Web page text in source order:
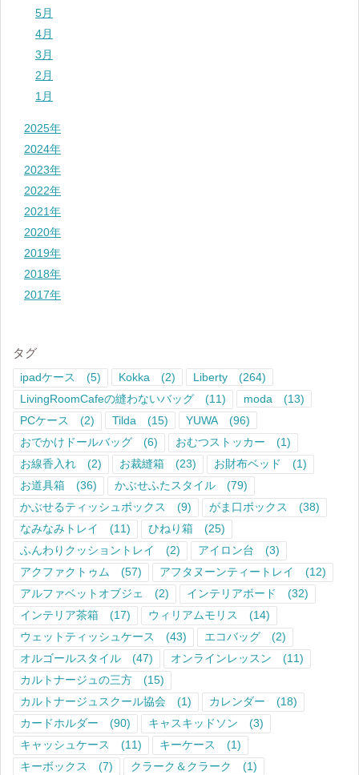
5月
4月
3月
2月
1月
2025年
2024年
2023年
2022年
2021年
2020年
2019年
2018年
2017年
タグ
ipadケース (5) Kokka (2) Liberty
(264)
LivingRoomCafeの縫わないバッグ
(11) moda
(13)
PCケース
(2) Tilda (15) YUWA
(96)
おでかけドールバッグ
(6) おむつストッカー
(1)
お線香入れ
(2) お裁縫箱 (23) お財布ベッド
(1)
お道具箱
(36) かぶせふたスタイル
(79)
かぶせるティッシュボックス
(9) がま口ボックス
(38)
なみなみトレイ
(11) ひねり箱
(25)
ふんわりクッショントレイ
(2) アイロン台
(3)
アクファクトゥム
(57) アフタヌーンティートレイ
(12)
アルファベットオブジェ
(2) インテリアボード
(32)
インテリア茶箱
(17) ウィリアムモリス
(14)
ウェットティッシュケース
(43) エコバッグ
(2)
オルゴールスタイル
(47) オンラインレッスン
(11)
カルトナージュの三方
(15)
カルトナージュスクール協会
(1) カレンダー
(18)
カードホルダー
(90) キャスキッドソン
(3)
キャッシュケース
(11) キーケース
(1)
キーボックス
(7) クラーク＆クラーク
(1)